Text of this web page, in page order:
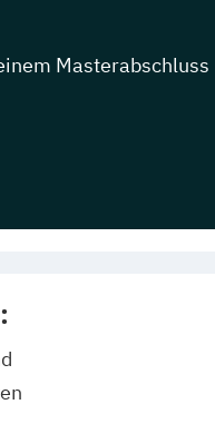
Masterabschluss